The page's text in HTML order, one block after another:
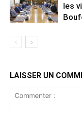
les
LAISSER UN